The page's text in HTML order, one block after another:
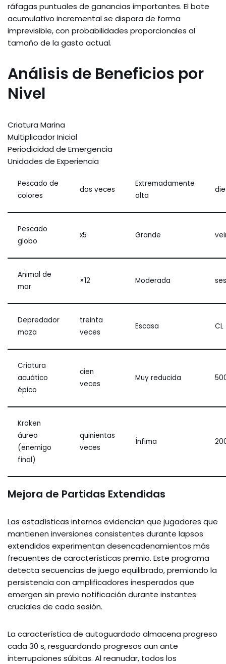
ráfagas puntuales de ganancias importantes. El bote
acumulativo incremental se dispara de forma
imprevisible, con probabilidades proporcionales al
tamaño de la gasto actual.
Análisis de Beneficios por
Nivel
Criatura Marina
Multiplicador Inicial
Periodicidad de Emergencia
Unidades de Experiencia
Pescado de
colores
dos veces
Extremadamente
alta
Pescado
globo
x5 Grande
Animal de
mar
×12 Moderada
Depredador
maza
treinta
veces
Escasa CL
Criatura
acuático
épico
cien
veces
Muy reducida
Kraken
áureo
(enemigo
final)
quinientas
veces
Ínfima
Mejora de Partidas Extendidas
Las estadísticas internos evidencian que jugadores que
mantienen inversiones consistentes durante lapsos
extendidos experimentan desencadenamientos más
frecuentes de características premio. Este programa
detecta secuencias de juego equilibrado, premiando la
persistencia con amplificadores inesperados que
emergen sin previo notificación durante instantes
cruciales de cada sesión.
La característica de autoguardado almacena progreso
cada 30 s, resguardando progresos aun ante
interrupciones súbitas. Al reanudar, todos los